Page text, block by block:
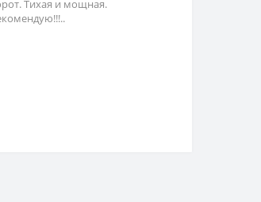
Тихая и мощная.